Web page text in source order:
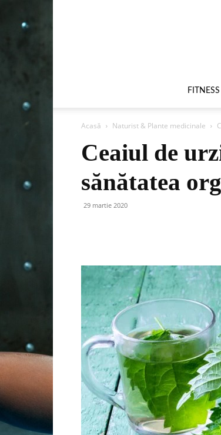
Acasă Naturist & Plante medicinale
Ceaiul de
sănătatea
29 martie 2020